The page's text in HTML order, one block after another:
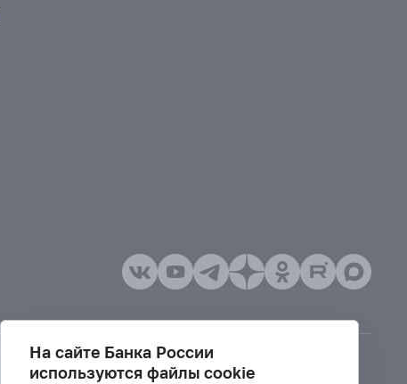
На сайте Банка России
используются файлы cookie